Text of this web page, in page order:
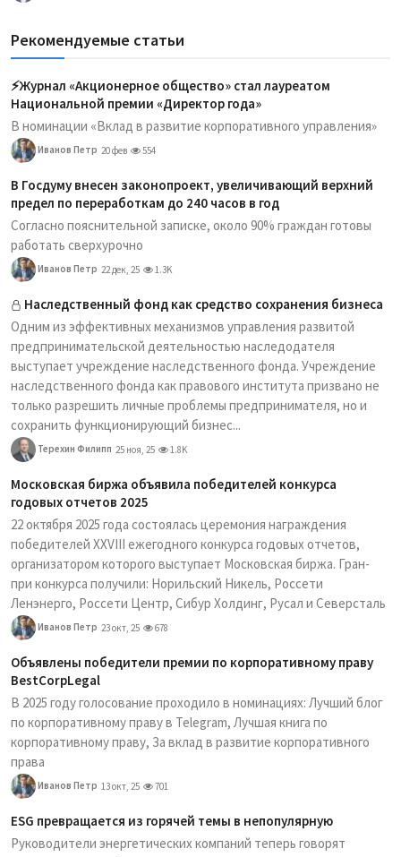
Рекомендуемые статьи
⚡️Журнал «Акционерное общество» стал лауреатом
Национальной премии «Директор года»
В номинации «Вклад в развитие корпоративного управления»
Иванов Петр 20 фев 554
В Госдуму внесен законопроект, увеличивающий верхний
предел по переработкам до 240 часов в год
Согласно пояснительной записке, около 90% граждан готовы
работать сверхурочно
Иванов Петр 22 дек, 25 1.3K
Наследственный фонд как средство сохранения бизнеса
Одним из эффективных механизмов управления развитой
предпринимательской деятельностью наследодателя
выступает учреждение наследственного фонда. Учреждение
наследственного фонда как правового института призвано не
только разрешить личные проблемы предпринимателя, но и
сохранить функционирующий бизнес...
Терехин Филипп 25 ноя, 25 1.8K
Московская биржа объявила победителей конкурса
годовых отчетов 2025
22 октября 2025 года состоялась церемония награждения
победителей XXVIII ежегодного конкурса годовых отчетов,
организатором которого выступает Московская биржа. Гран-
при конкурса получили: Норильский Никель, Россети
Ленэнерго, Россети Центр, Сибур Холдинг, Русал и Северсталь
Иванов Петр 23 окт, 25 678
Объявлены победители премии по корпоративному праву
BestCorpLegal
В 2025 году голосование проходило в номинациях: Лучший блог
по корпоративному праву в Telegram, Лучшая книга по
корпоративному праву, За вклад в развитие корпоративного
права
Иванов Петр 13 окт, 25 701
ESG превращается из горячей темы в непопулярную
Руководители энергетических компаний теперь говорят